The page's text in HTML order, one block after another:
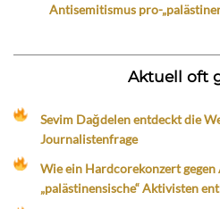
Antisemitismus pro-
Aktuell oft
Sevim Dağdelen entdeckt die
Journalistenfrage
Wie ein Hardcorekonzert
„palästinensische“ Aktivisten